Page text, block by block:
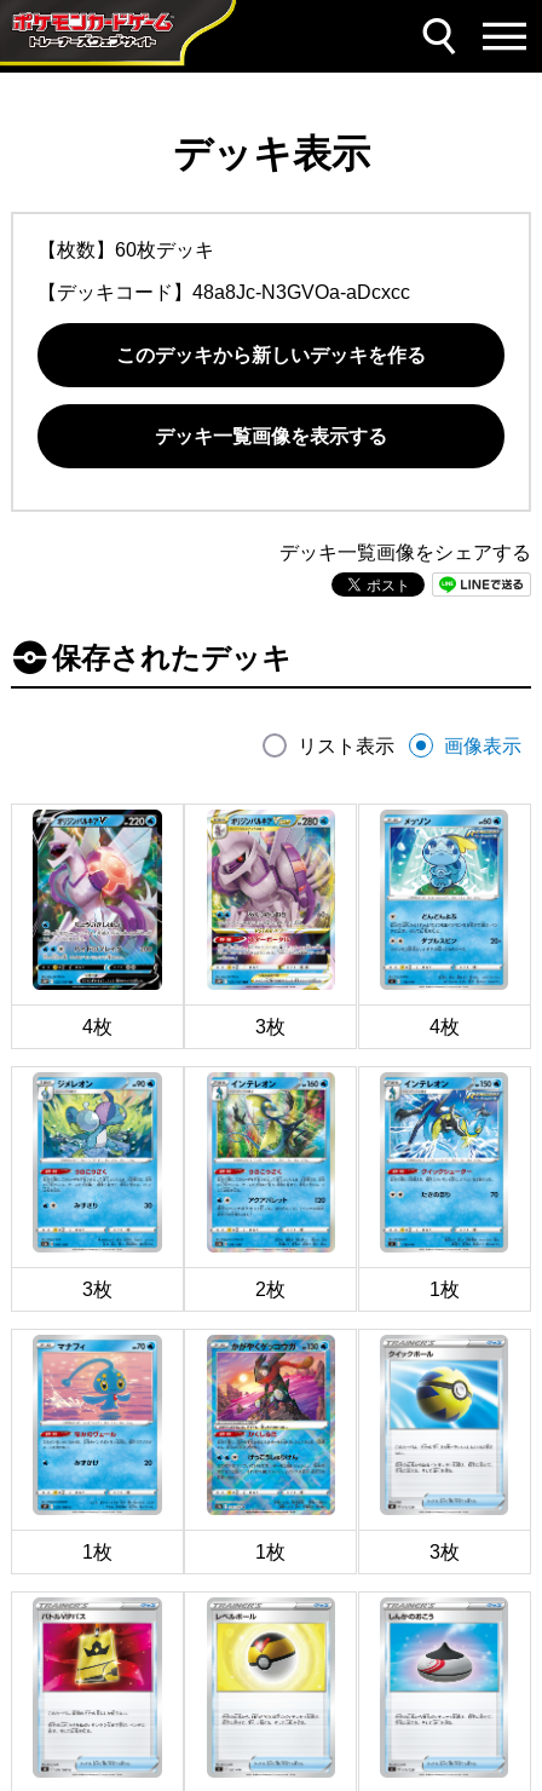
デッキ表示
【枚数】60枚デッキ
【デッキコード】 48a8Jc-N3GVOa-aDcxcc
このデッキから新しいデッキを作る
デッキ一覧画像を表示する
デッキ一覧画像をシェアする
保存されたデッキ
リスト表示 画像表示
4枚 3枚 4枚
3枚 2枚 1枚
1枚 1枚 3枚